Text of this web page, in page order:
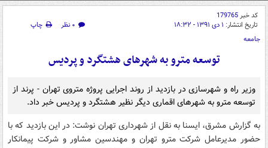
کد خبر179765
تاریخ انتشار: ۱ دی ۱۳۹۱ - ۱۸:۳۲ ۰ نظر
چاپ
جامعه
توسعه مترو به شهرهای هشتگرد و پردیس
وزیر راه و شهرسازی در بازدید از روند اجرایی پروژه متروی تهران - پرند از
توسعه مترو به شهرهای اقماری دیگر نظیر هشتگرد و پردیس خبر داد.
به گزارش مشرق، ایسنا به نقل از شهرداری تهران نوشت: در این بازدید که با
حضور مدیرعامل شرکت مترو تهران و مهندسین مشاور و شرکت پیمانکار